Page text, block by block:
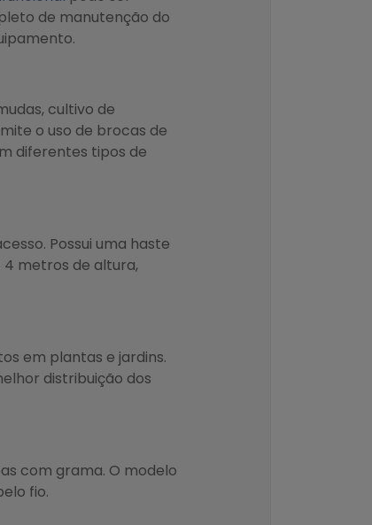
de manutenção do
cultivo de
o uso de brocas de
diferentes tipos de
Possui uma haste
metros de altura,
em plantas e jardins.
distribuição dos
com grama. O modelo
fio.